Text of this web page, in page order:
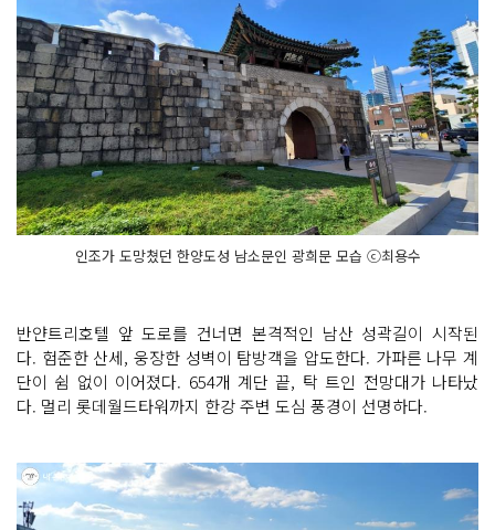
인조가 도망쳤던 한양도성 남소문인 광희문 모습 ⓒ최용수
반얀트리호텔 앞 도로를 건너면 본격적인 남산 성곽길이 시작된
다. 험준한 산세, 웅장한 성벽이 탐방객을 압도한다. 가파른 나무 계
단이 쉼 없이 이어졌다. 654개 계단 끝, 탁 트인 전망대가 나타났
다. 멀리 롯데월드타워까지 한강 주변 도심 풍경이 선명하다.